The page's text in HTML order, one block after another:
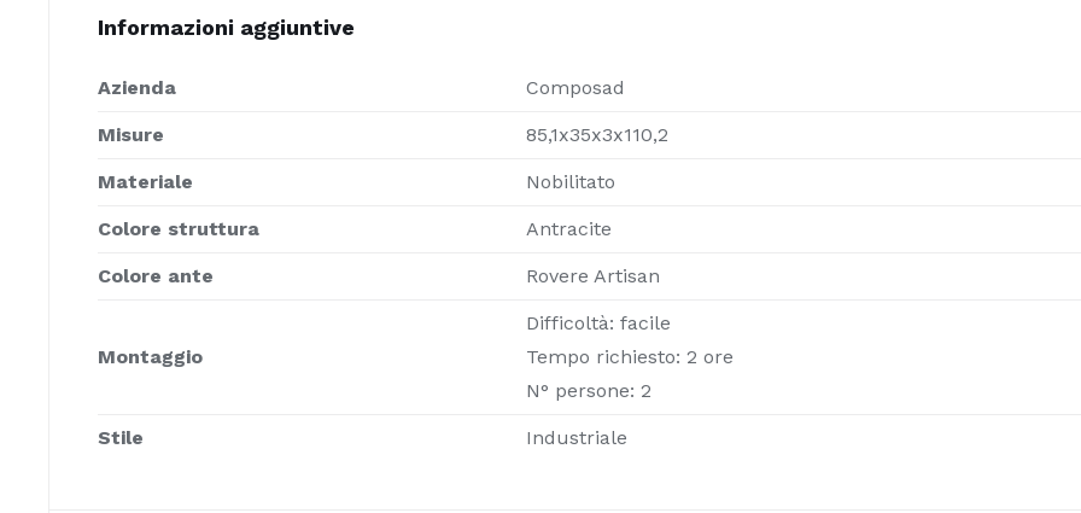
Informazioni aggiuntive
Azienda Composad
Misure 85,1x35x3x110,2
Materiale Nobilitato
Colore struttura Antracite
Colore ante Rovere Artisan
Montaggio
Difficoltà: facile
Tempo richiesto: 2 ore
N° persone: 2
Stile Industriale